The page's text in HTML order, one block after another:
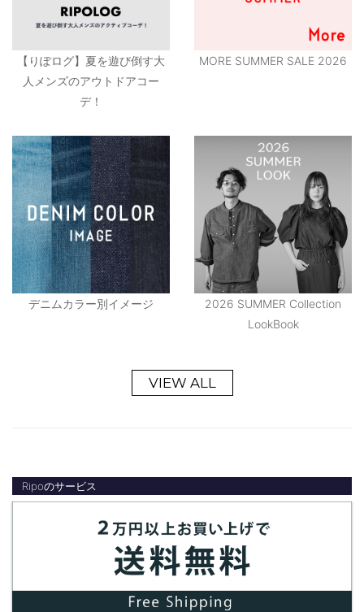
【りぽログ】夏を遊び倒す大
人メンズのアウトドアコー
デ！
MORE SUMMER SALE 2026
デニムカラー別イメージ
2026 SUMMER Collection
LookBook
VIEW ALL
Ripoのサービス